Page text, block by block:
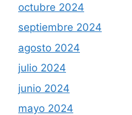
octubre 2024
septiembre 2024
agosto 2024
julio 2024
junio 2024
mayo 2024